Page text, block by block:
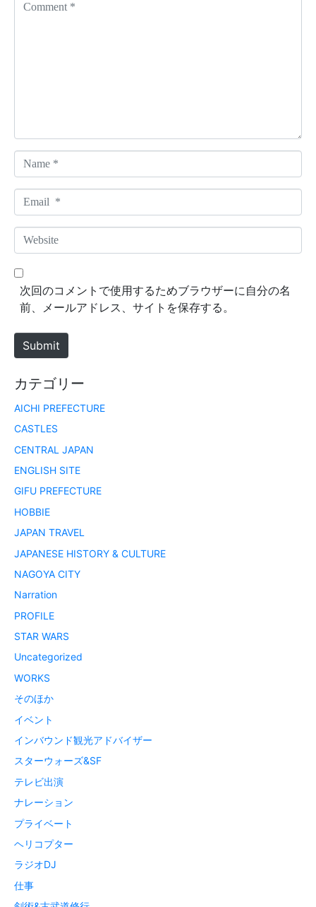
a
m
*
m
a
*
W
e
b
e
次回のコメントで使用するためブラウザーに自分の名
前、メールアドレス、サイトを保存する。
Submit
カテゴリー
AICHI PREFECTURE
CASTLES
CENTRAL JAPAN
ENGLISH SITE
GIFU PREFECTURE
HOBBIE
JAPAN TRAVEL
JAPANESE HISTORY & CULTURE
NAGOYA CITY
Narration
PROFILE
STAR WARS
Uncategorized
WORKS
そのほか
イベント
インバウンド観光アドバイザー
スターウォーズ&SF
テレビ出演
ナレーション
プライベート
ヘリコプター
ラジオDJ
仕事